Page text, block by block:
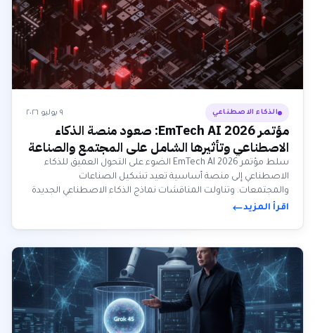
الذكاء الاصطناعي ٩ يوليو ٢٠٢٦
مؤتمر EmTech AI 2026: صعود منصة الذكاء
الاصطناعي وتأثيرها الشامل على المجتمع والصناعة
سلط مؤتمر EmTech AI 2026 الضوء على التحول العميق للذكاء
الاصطناعي إلى منصة أساسية تعيد تشكيل الصناعات
والمجتمعات. وتناولت المناقشات نماذج الذكاء الاصطناعي الجديدة
وتأثيرها على سوق العمل، وصولاً إلى التطورات في زرع الدماغ وتطوير
اقرأ المزيد